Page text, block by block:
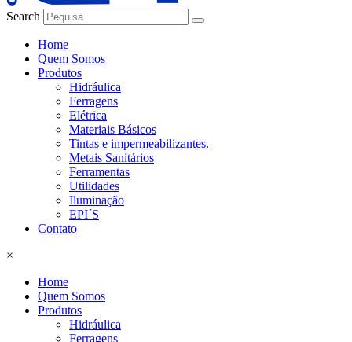
Search
Home
Quem Somos
Produtos
Hidráulica
Ferragens
Elétrica
Materiais Básicos
Tintas e impermeabilizantes.
Metais Sanitários
Ferramentas
Utilidades
Iluminação
EPI´S
Contato
×
Home
Quem Somos
Produtos
Hidráulica
Ferragens